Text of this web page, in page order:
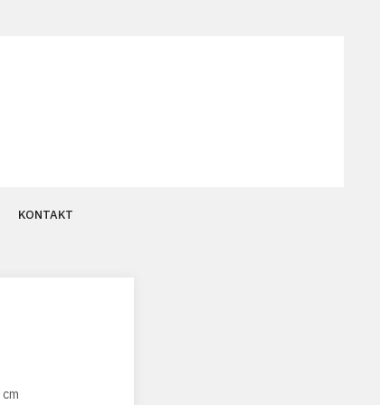
KONTAKT